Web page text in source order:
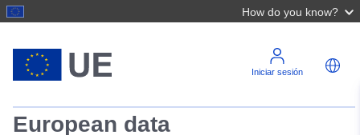
How do you know?
Iniciar sesión
European data